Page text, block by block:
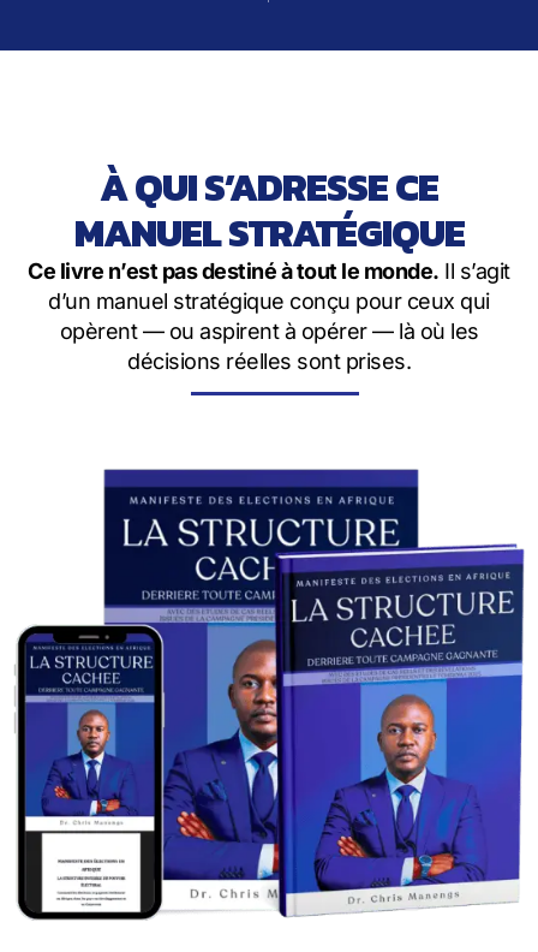
À QUI S’ADRESSE CE
MANUEL STRATÉGIQUE
Ce livre n’est pas destiné à tout le monde. Il s’agit
d’un manuel stratégique conçu pour ceux qui
opèrent — ou aspirent à opérer — là où les
décisions réelles sont prises.